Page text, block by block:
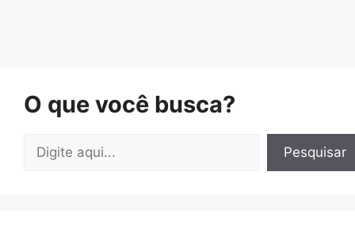
O que você busca?
Pesquisar
Pesquisar